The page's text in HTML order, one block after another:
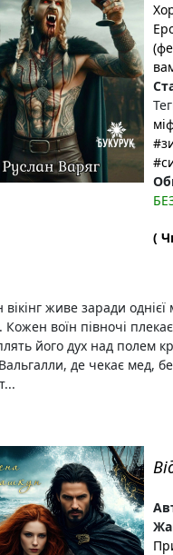
(
живе заради
Кожен воїн півночі
його дух над полем
де чекає мед,